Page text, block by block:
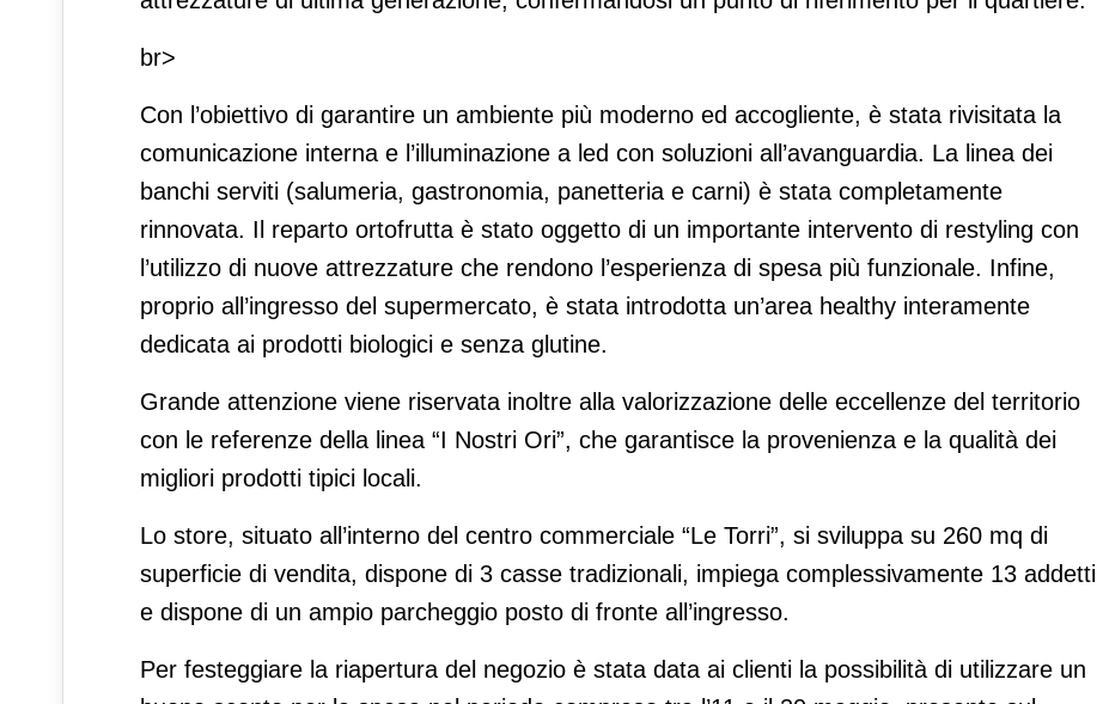
br>
Con l’obiettivo di garantire un ambiente più moderno ed accogliente, è stata rivisitata la
comunicazione interna e l’illuminazione a led con soluzioni all’avanguardia. La linea dei
banchi serviti (salumeria, gastronomia, panetteria e carni) è stata completamente
rinnovata. Il reparto ortofrutta è stato oggetto di un importante intervento di restyling con
l’utilizzo di nuove attrezzature che rendono l’esperienza di spesa più funzionale. Infine,
proprio all’ingresso del supermercato, è stata introdotta un’area healthy interamente
dedicata ai prodotti biologici e senza glutine.
Grande attenzione viene riservata inoltre alla valorizzazione delle eccellenze del territorio
con le referenze della linea “I Nostri Ori”, che garantisce la provenienza e la qualità dei
migliori prodotti tipici locali.
Lo store, situato all’interno del centro commerciale “Le Torri”, si sviluppa su 260 mq di
superficie di vendita, dispone di 3 casse tradizionali, impiega complessivamente 13 addetti
e dispone di un ampio parcheggio posto di fronte all’ingresso.
Per festeggiare la riapertura del negozio è stata data ai clienti la possibilità di utilizzare un